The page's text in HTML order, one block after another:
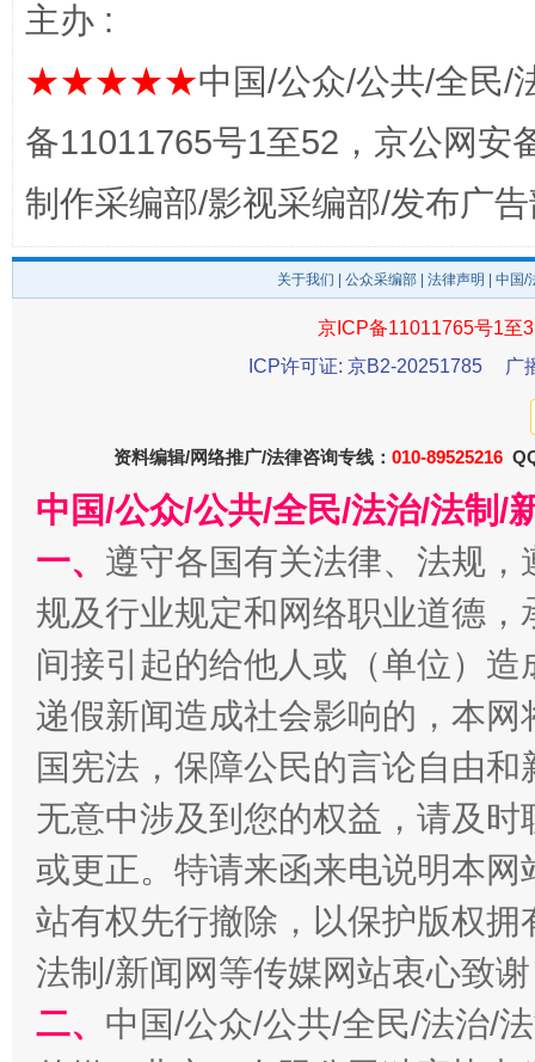
东山县通报“牛蛙产品抗生素超标问题” 法
千年窑火 生生不息 一
揭开“小金库”的免责幌子
主办 :
★★★★★中国/公众/公共/全民/
备11011765号1至52，京公网安
制作采编部/影视采编部/发布广
关于我们 公众采编部 法律声明 | 中国
京ICP备11011765号1至
ICP许可证: 京B2-20251785
广
资料编辑/网络推广/法律咨询专线： 010-89525216
中国/公众/公共/全民/法治/法制/
一、 遵守各国有关法律、法规
规及行业规定和网络职业道德
间接引起的给他人或（单位）
递假新闻造成社会影响的，本
国宪法，保障公民的言论自由
无意中涉及到您的权益，请及
或更正。特请来函来电说明本
站有权先行撤除，以保护版权
法制/新闻网等传媒网站衷心致
二、 中国/公众/公共/全民/法治/